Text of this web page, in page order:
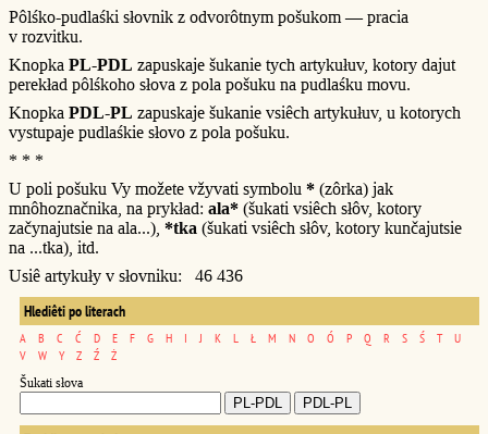
Pôlśko-pudlaśki słovnik z odvorôtnym pošukom — pracia
v rozvitku.
Knopka PL-PDL zapuskaje šukanie tych artykułuv, kotory dajut
perekład pôlśkoho słova z pola pošuku na pudlaśku movu.
Knopka PDL-PL zapuskaje šukanie vsiêch artykułuv, u kotorych
vystupaje pudlaśkie słovo z pola pošuku.
* * *
U poli pošuku Vy možete vžyvati symbolu * (zôrka) jak
mnôhoznačnika, na prykład: ala* (šukati vsiêch słôv, kotory
začynajutsie na ala...), *tka (šukati vsiêch słôv, kotory kunčajutsie
na ...tka), itd.
Usiê artykuły v słovniku: 46 436
Hlediêti po literach
A B C Ć D E F G H I J K L Ł M N O Ó P Q R S Ś T
U
V
W Y Z Ź Ż
Šukati słova